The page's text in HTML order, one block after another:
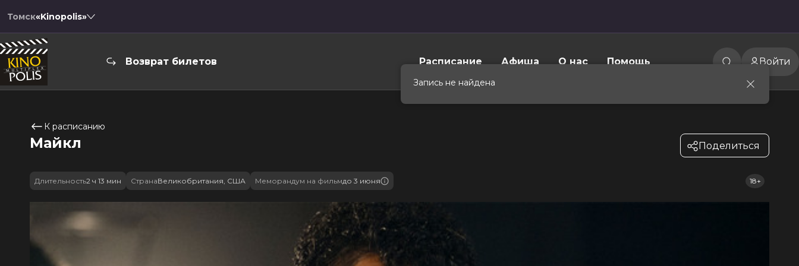
Томск«Kinopolis»
Возврат билетов Расписание Афиша О нас Помощь Войти
К расписанию
Майкл Поделиться
Длительность2 ч 13 мин СтранаВеликобритания, США Меморандум на фильмдо 3 июня 18+